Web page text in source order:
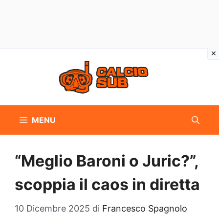
MENU
“Meglio Baroni o Juric?”,
scoppia il caos in diretta
10 Dicembre 2025 di Francesco Spagnolo